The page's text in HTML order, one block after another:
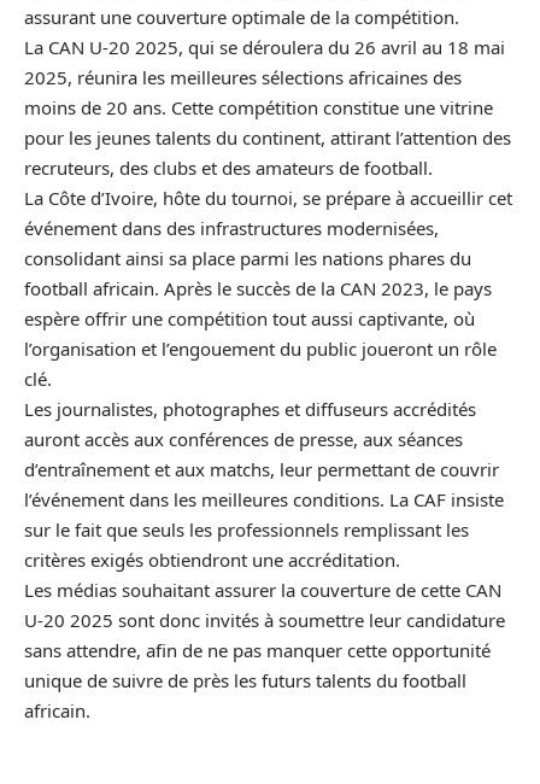
assurant une couverture optimale de la compétition.
La CAN U-20 2025, qui se déroulera du 26 avril au 18 mai
2025, réunira les meilleures sélections africaines des
moins de 20 ans. Cette compétition constitue une vitrine
pour les jeunes talents du continent, attirant l’attention des
recruteurs, des clubs et des amateurs de football.
La Côte d’Ivoire, hôte du tournoi, se prépare à accueillir cet
événement dans des infrastructures modernisées,
consolidant ainsi sa place parmi les nations phares du
football africain. Après le succès de la CAN 2023, le pays
espère offrir une compétition tout aussi captivante, où
l’organisation et l’engouement du public joueront un rôle
clé.
Les journalistes, photographes et diffuseurs accrédités
auront accès aux conférences de presse, aux séances
d’entraînement et aux matchs, leur permettant de couvrir
l’événement dans les meilleures conditions. La CAF insiste
sur le fait que seuls les professionnels remplissant les
critères exigés obtiendront une accréditation.
Les médias souhaitant assurer la couverture de cette CAN
U-20 2025 sont donc invités à soumettre leur candidature
sans attendre, afin de ne pas manquer cette opportunité
unique de suivre de près les futurs talents du football
africain.